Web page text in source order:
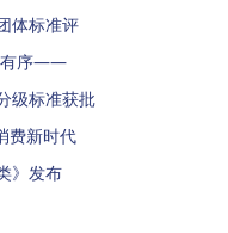
体标准评
有序——
级标准获批
费新时代
》发布